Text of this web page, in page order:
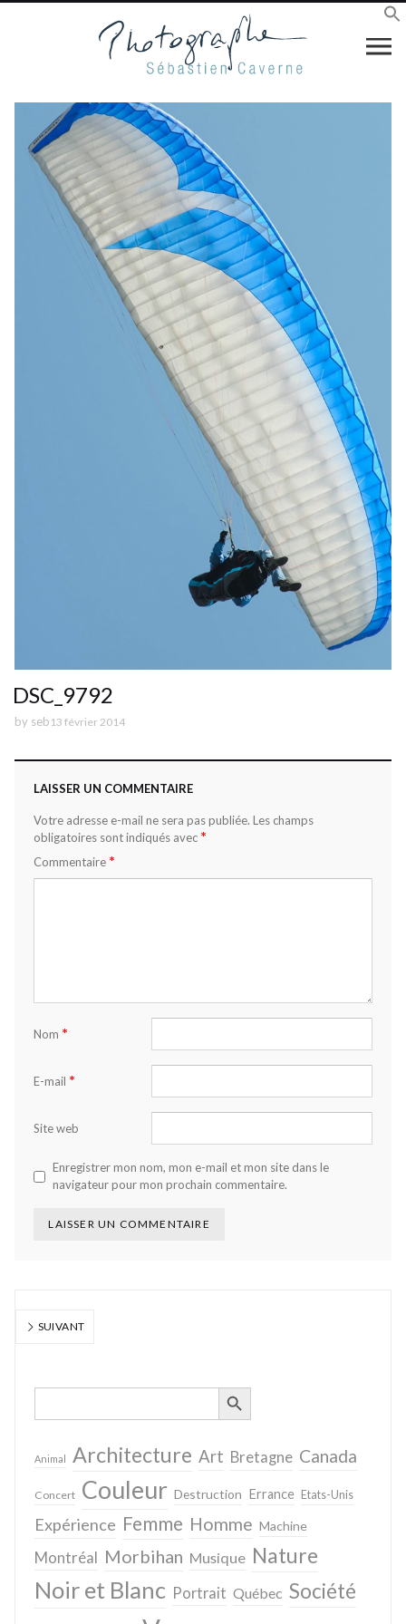
DSC_9792
by seb 13 février 2014
LAISSER UN COMMENTAIRE
Votre adresse e-mail ne sera pas publiée. Les champs
obligatoires sont indiqués avec *
Commentaire *
Nom *
E-mail *
Site web
Enregistrer mon nom, mon e-mail et mon site dans le
navigateur pour mon prochain commentaire.
SUIVANT
Search
SEARCH BUTTON
Animal Architecture Art Bretagne Canada
Concert Couleur Destruction Errance Etats-Unis
Expérience Femme Homme Machine
Montréal Morbihan Musique Nature
Noir et Blanc Portrait Québec Société